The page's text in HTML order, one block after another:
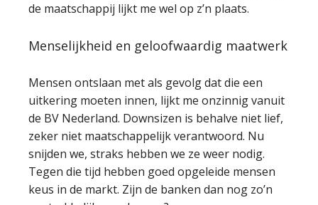
de maatschappij lijkt me wel op z’n plaats.
Menselijkheid en geloofwaardig maatwerk
Mensen ontslaan met als gevolg dat die een
uitkering moeten innen, lijkt me onzinnig vanuit
de BV Nederland. Downsizen is behalve niet lief,
zeker niet maatschappelijk verantwoord. Nu
snijden we, straks hebben we ze weer nodig.
Tegen die tijd hebben goed opgeleide mensen
keus in de markt. Zijn de banken dan nog zo’n